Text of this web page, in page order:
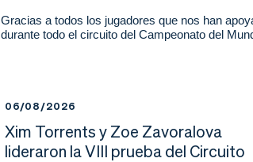
Gracias a todos los jugadores que nos han
durante todo el circuito del Campeonato del
06/08/2026
Xim Torrents y Zoe Zavoralova
lideraron la VIII prueba del Circuito